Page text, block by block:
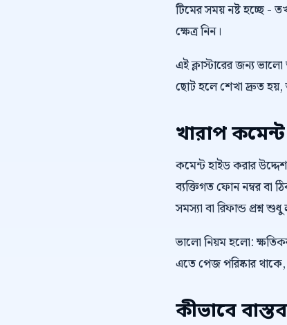
টিমের সময় নষ্ট হচ্ছে -
ক্ষেত্র নিন।
এই ক্লাস্টারের জন্য
ছোট হলে শেখা দ্রুত হয়,
খারাপ
কমেন্ট হাইড করার
ব্যক্তিগত ফোন নম্বর বা
সমস্যা বা রিফান্ড প্রশ্ন
ভালো নিয়ম হলো:
এতে পেজ পরিষ্কার
কীভাবে